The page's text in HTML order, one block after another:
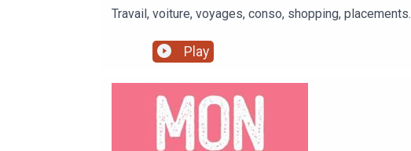
Travail, voiture, voyages, conso, shopping,
Play